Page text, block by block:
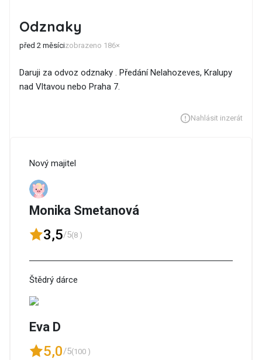
Odznaky
před 2 měsícizobrazeno 186×
Daruji za odvoz odznaky . Předání Nelahozeves, Kralupy
nad Vltavou nebo Praha 7.
Nahlásit inzerát
Nový majitel
Monika Smetanová
3,5/5(8 )
Štědrý dárce
Eva D
5,0/5(100 )